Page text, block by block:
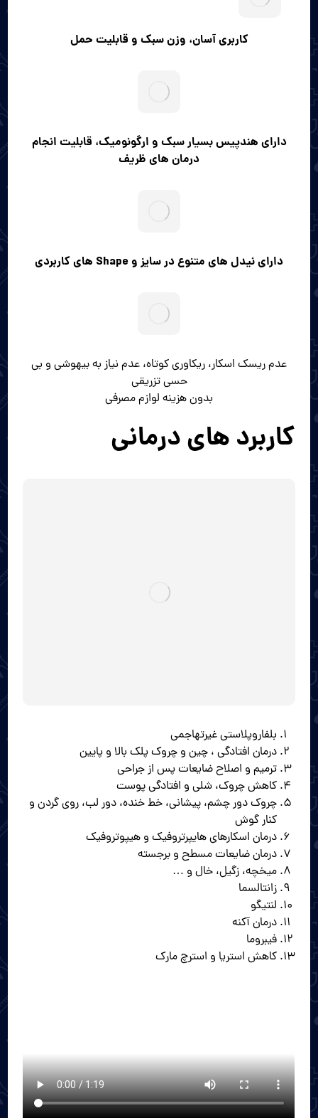
کاربری آسان، وزن سبک و قابلیت حمل
دارای هندپیس بسیار سبک و ارگونومیک، قابلیت انجام
درمان های ظریف
دارای نیدل های متنوع در سایز و Shape های کاربردی
عدم ریسک اسکار، ریکاوری کوتاه، عدم نیاز به بیهوشی و بی
حسی تزریقی
بدون هزینه لوازم مصرفی
کاربرد های درمانی
بلفاروپلاستی غیرتهاجمی
درمان افتادگی ، چین و چروک پلک بالا و پایین
ترمیم و اصلاح ضایعات پس از جراحی
کاهش چروک، شلی و افتادگی پوست
چروک دور چشم، پیشانی، خط خنده، دور لب، روی گردن و
کنار گوش
درمان اسکارهای هایپرتروفیک و هیپوتروفیک
درمان ضایعات مسطح و برجسته
میخچه، زگیل، خال و …
زانتالسما
لنتیگو
درمان آکنه
فیبروما
کاهش استریا و استرچ مارک